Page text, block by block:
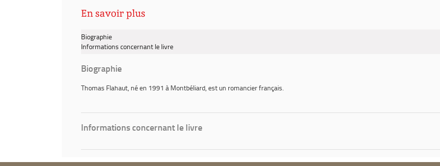
En savoir plus
Biographie
Informations concernant le livre
Biographie
Thomas Flahaut, né en 1991 à Montbéliard, est un romancier français.
Informations concernant le livre